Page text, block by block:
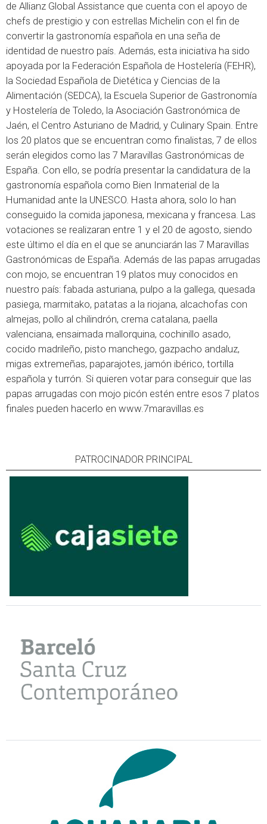
de Allianz Global Assistance que cuenta con el apoyo de
chefs de prestigio y con estrellas Michelin con el fin de
convertir la gastronomía española en una seña de
identidad de nuestro país. Además, esta iniciativa ha sido
apoyada por la Federación Española de Hostelería (FEHR),
la Sociedad Española de Dietética y Ciencias de la
Alimentación (SEDCA), la Escuela Superior de Gastronomía
y Hostelería de Toledo, la Asociación Gastronómica de
Jaén, el Centro Asturiano de Madrid, y Culinary Spain. Entre
los 20 platos que se encuentran como finalistas, 7 de ellos
serán elegidos como las 7 Maravillas Gastronómicas de
España. Con ello, se podría presentar la candidatura de la
gastronomía española como Bien Inmaterial de la
Humanidad ante la UNESCO. Hasta ahora, solo lo han
conseguido la comida japonesa, mexicana y francesa. Las
votaciones se realizaran entre 1 y el 20 de agosto, siendo
este último el día en el que se anunciarán las 7 Maravillas
Gastronómicas de España. Además de las papas arrugadas
con mojo, se encuentran 19 platos muy conocidos en
nuestro país: fabada asturiana, pulpo a la gallega, quesada
pasiega, marmitako, patatas a la riojana, alcachofas con
almejas, pollo al chilindrón, crema catalana, paella
valenciana, ensaimada mallorquina, cochinillo asado,
cocido madrileño, pisto manchego, gazpacho andaluz,
migas extremeñas, paparajotes, jamón ibérico, tortilla
española y turrón. Si quieren votar para conseguir que las
papas arrugadas con mojo picón estén entre esos 7 platos
finales pueden hacerlo en www.7maravillas.es
PATROCINADOR PRINCIPAL